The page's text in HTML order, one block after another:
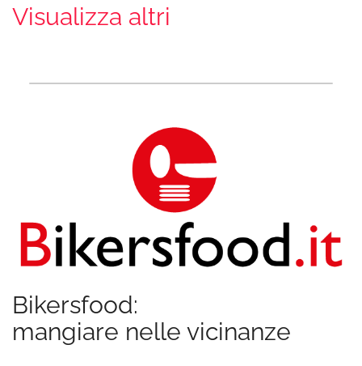
Visualizza altri
Bikersfood:
mangiare nelle vicinanze